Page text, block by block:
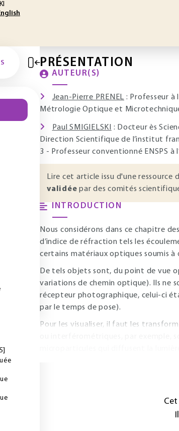
PRÉSENTATION
AUTEUR(S)
Jean-Pierre PRENEL : Professeur à
Métrologie Optique et
Paul SMIGIELSKI
: Docteur ès
Direction Scientifique de l’institut
3 - Professeur conventionné ENSPS
Lire cet article issu d'une ressource
validée par des comités
INTRODUCTION
Nous considérons dans ce chapitre
d’indice de réfraction tels les
certains matériaux optiques soumis à
De tels objets sont, du point de vue
variations de chemin optique). Ils ne
récepteur photographique, celui-ci
par le temps de pose).
Pour les visualiser, il faut les